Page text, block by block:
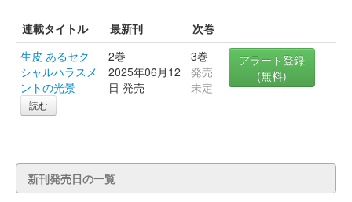
連載タイトル 最新刊
次巻
生皮 あるセク
シャルハラスメ
ントの光景
読む
2巻
2025年06月12
日 発売
3巻
発売
未定
アラート登録
(無料)
新刊発売日の一覧